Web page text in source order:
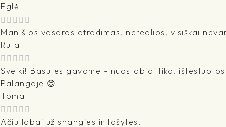
Eglė
Man šios vasaros atradimas, nerealios, visiškai
Rūta
Sveiki! Basutes gavome - nuostabiai tiko,
Palangoje 😊
Toma
Ačiū labai už shangies ir tašytes!